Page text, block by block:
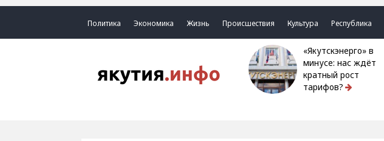
Политика Экономика Жизнь Происшествия Культура Республика
«Якутскэнерго» в
минусе: нас ждёт
кратный рост
тарифов?